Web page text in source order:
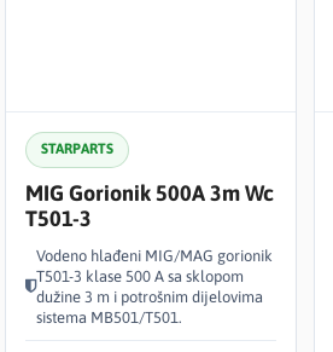
STARPARTS
MIG Gorionik 500A 3m Wc
T501-3
Vodeno hlađeni MIG/MAG gorionik
T501-3 klase 500 A sa sklopom
dužine 3 m i potrošnim dijelovima
sistema MB501/T501.